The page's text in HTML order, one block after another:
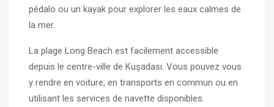
pédalo ou un kayak pour explorer les eaux calmes de
la mer.
La plage Long Beach est facilement accessible
depuis le centre-ville de Kuşadası. Vous pouvez vous
y rendre en voiture, en transports en commun ou en
utilisant les services de navette disponibles.